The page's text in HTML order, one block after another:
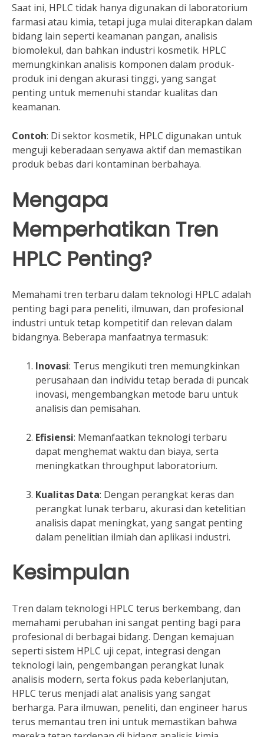
Saat ini, HPLC tidak hanya digunakan di laboratorium
farmasi atau kimia, tetapi juga mulai diterapkan dalam
bidang lain seperti keamanan pangan, analisis
biomolekul, dan bahkan industri kosmetik. HPLC
memungkinkan analisis komponen dalam produk-
produk ini dengan akurasi tinggi, yang sangat
penting untuk memenuhi standar kualitas dan
keamanan.
Contoh: Di sektor kosmetik, HPLC digunakan untuk
menguji keberadaan senyawa aktif dan memastikan
produk bebas dari kontaminan berbahaya.
Mengapa
Memperhatikan Tren
HPLC Penting?
Memahami tren terbaru dalam teknologi HPLC adalah
penting bagi para peneliti, ilmuwan, dan profesional
industri untuk tetap kompetitif dan relevan dalam
bidangnya. Beberapa manfaatnya termasuk:
Inovasi: Terus mengikuti tren memungkinkan
perusahaan dan individu tetap berada di puncak
inovasi, mengembangkan metode baru untuk
analisis dan pemisahan.
Efisiensi: Memanfaatkan teknologi terbaru
dapat menghemat waktu dan biaya, serta
meningkatkan throughput laboratorium.
Kualitas Data: Dengan perangkat keras dan
perangkat lunak terbaru, akurasi dan ketelitian
analisis dapat meningkat, yang sangat penting
dalam penelitian ilmiah dan aplikasi industri.
Kesimpulan
Tren dalam teknologi HPLC terus berkembang, dan
memahami perubahan ini sangat penting bagi para
profesional di berbagai bidang. Dengan kemajuan
seperti sistem HPLC uji cepat, integrasi dengan
teknologi lain, pengembangan perangkat lunak
analisis modern, serta fokus pada keberlanjutan,
HPLC terus menjadi alat analisis yang sangat
berharga. Para ilmuwan, peneliti, dan engineer harus
terus memantau tren ini untuk memastikan bahwa